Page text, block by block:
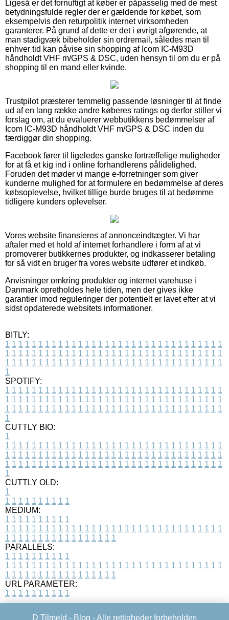
Ligeså er det fornuftigt at køber er påpasselig med de mest
betydningsfulde regler der er gældende for købet, som
eksempelvis den returpolitik internet virksomheden
garanterer. På grund af dette er det i øvrigt afgørende, at
man stadigvæk bibeholder sin ordremail, således man til
enhver tid kan påvise sin shopping af Icom IC-M93D
håndholdt VHF m/GPS & DSC, uden hensyn til om du er på
shopping til en mand eller kvinde.
Trustpilot præsterer temmelig passende løsninger til at finde
ud af en lang række andre køberes ratings og derfor stiller vi
forslag om, at du evaluerer webbutikkens bedømmelser af
Icom IC-M93D håndholdt VHF m/GPS & DSC inden du
færdiggør din shopping.
Facebook fører til ligeledes ganske fortræffelige muligheder
for at få et kig ind i online forhandlerens pålidelighed.
Foruden det møder vi mange e-forretninger som giver
kunderne mulighed for at formulere en bedømmelse af deres
købsoplevelse, hvilket tillige burde bruges til at bedømme
tidligere kunders oplevelser.
Vores website finansieres af annonceindtægter. Vi har
aftaler med et hold af internet forhandlere i form af at vi
promoverer butikkernes produkter, og indkasserer betaling
for så vidt en bruger fra vores website udfører et indkøb.
Anvisninger omkring produkter og internet varehuse i
Danmark opretholdes hele tiden, men der gives ikke
garantier imod reguleringer der potentielt er lavet efter at vi
sidst opdaterede websitets informationer.
BITLY:
1 1 1 1 1 1 1 1 1 1 1 1 1 1 1 1 1 1 1 1 1 1 1 1 1 1 1 1 1 1 1 1 1
1 1 1 1 1 1 1 1 1 1 1 1 1 1 1 1 1 1 1 1 1 1 1 1 1 1 1 1 1 1 1 1 1
1 1 1 1 1 1 1 1 1 1 1 1 1 1 1 1 1 1 1 1 1 1 1 1 1 1 1 1 1 1 1 1 1
1
SPOTIFY:
1 1 1 1 1 1 1 1 1 1 1 1 1 1 1 1 1 1 1 1 1 1 1 1 1 1 1 1 1 1 1 1 1
1 1 1 1 1 1 1 1 1 1 1 1 1 1 1 1 1 1 1 1 1 1 1 1 1 1 1 1 1 1 1 1 1
1 1 1 1 1 1 1 1 1 1 1 1 1 1 1 1 1 1 1 1 1 1 1 1 1 1 1 1 1 1 1 1 1
1
CUTTLY BIO:
1
1 1 1 1 1 1 1 1 1 1 1 1 1 1 1 1 1 1 1 1 1 1 1 1 1 1 1 1 1 1 1 1 1
1 1 1 1 1 1 1 1 1 1 1 1 1 1 1 1 1 1 1 1 1 1 1 1 1 1 1 1 1 1 1 1 1
1 1 1 1 1 1 1 1 1 1 1 1 1 1 1 1 1 1 1 1 1 1 1 1 1 1 1 1 1 1 1 1 1
1
CUTTLY OLD:
1
1 1 1 1 1 1 1 1 1 1
MEDIUM:
1 1 1 1 1 1 1 1 1 1
1 1 1 1 1 1 1 1 1 1 1 1 1 1 1 1 1 1 1 1 1 1 1 1 1 1 1 1 1 1 1 1 1
1 1 1 1 1 1 1 1 1 1 1 1 1 1 1 1 1
PARALLELS:
1 1 1 1 1 1 1 1 1 1
1 1 1 1 1 1 1 1 1 1 1 1 1 1 1 1 1 1 1 1 1 1 1 1 1 1 1 1 1 1 1 1 1
1 1 1 1 1 1 1 1 1 1 1 1 1 1 1 1 1
URL PARAMETER:
1 1 1 1 1 1 1 1 1 1
D Tilmeld - Blog - Alle rettigheder forbeholdes